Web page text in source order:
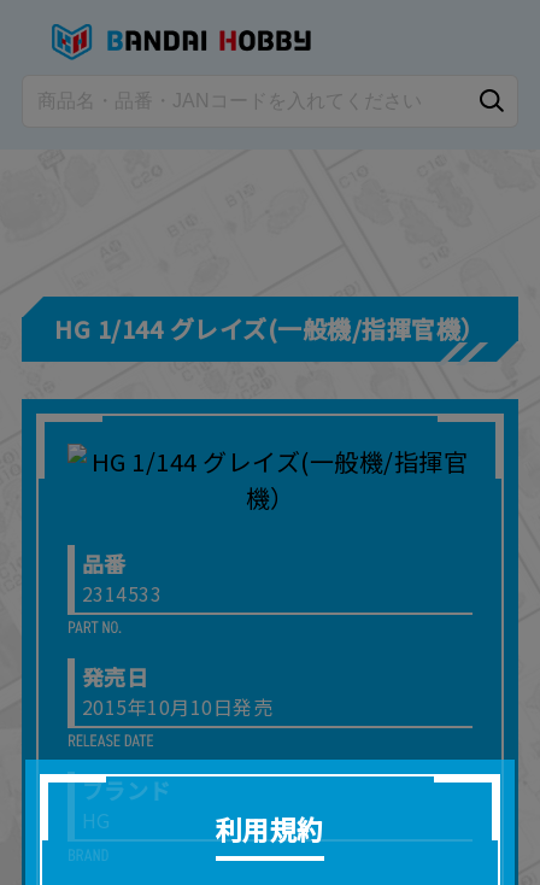
HG 1/144 グレイズ(一般機/指揮官機）
品番
2314533
発売日
2015年10月10日発売
ブランド
HG 利用規約